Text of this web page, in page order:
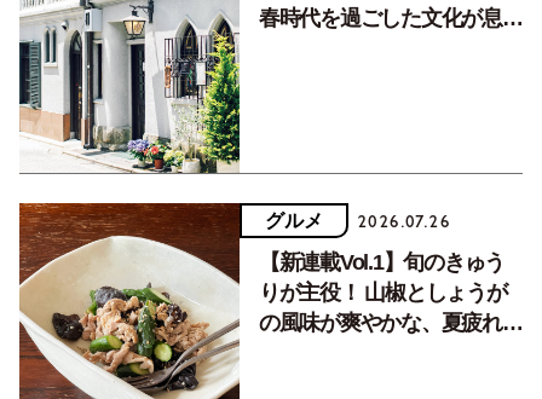
春時代を過ごした文化が息づ
グルメ 2026.07.26
【新連載Vol.1】旬のきゅう
りが主役！ 山椒としょうが
の風味が爽やかな、夏疲れを